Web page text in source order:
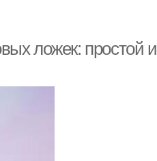
ложек: простой и